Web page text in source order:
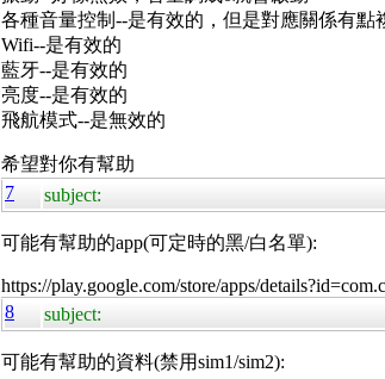
各種音量控制--是有效的，但是對應關係有點
Wifi--是有效的
藍牙--是有效的
亮度--是有效的
飛航模式--是無效的
希望對你有幫助
7 subject:
可能有幫助的app(可定時的黑/白名單):
https://play.google.com/store/apps/
8 subject:
可能有幫助的資料(禁用sim1/sim2):